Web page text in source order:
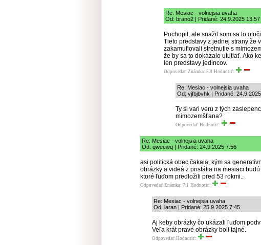
Re: Mesiac - volnejsia uvaha
Od: brano2 | Pridané: 24.9.2025 13:57
Pochopil, ale snažil som sa to
Tieto predstavy z jednej strany že
zakamuflovali stretnutie s
že by sa to dokázalo ututlať. Ako
len predstavy jedincov.
Odpovedať Známka: 5.0 Hodnotiť:
Re: Mesiac - volnejsia uvaha
Od: vjfbjbvhk | Pridané:
Ty si vari veru z tých
mimozemšťana?
Odpovedať Hodnotiť:
Re: Mesiac - volnejsia uvaha
Od: qweewq | Pridané: 24.9.2025 7:56
asi politická obec čakala, kým sa
obrázky a videá z pristátia na mesiaci
ktoré ľuďom predložili pred 53 rokmi..
Odpovedať Známka: 7.1 Hodnotiť:
Re: Mesiac - volnejsia uvaha
Od: laran | Pridané: 25.9.2025 7:45
Aj keby obrázky čo ukázali ľuďom
Veľa krát pravé obrázky boli tajné.
Odpovedať Hodnotiť: